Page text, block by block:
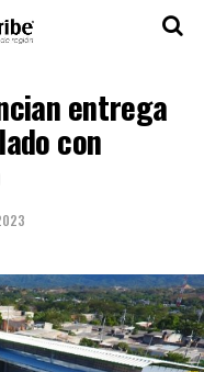
entrega
con